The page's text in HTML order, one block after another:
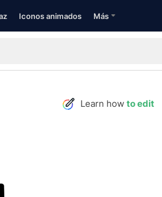
Iconos animados Más
Learn how to edit